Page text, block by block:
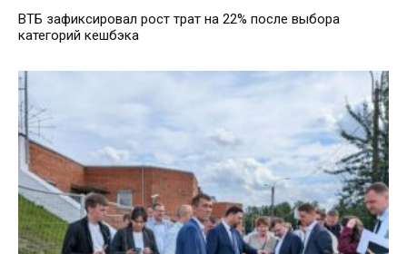
ВТБ зафиксировал рост трат на 22% после выбора
категорий кешбэка